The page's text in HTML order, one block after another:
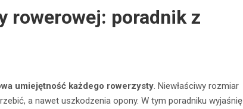
rowerowej: poradnik z
umiejętność każdego rowerzysty. Niewłaściwy rozmiar
a nawet uszkodzenia opony. W tym poradniku wyjaśnię